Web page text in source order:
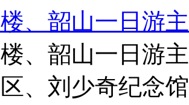
、韶山一日游
、韶山一日游
、刘少奇纪念